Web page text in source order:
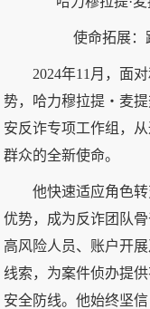
使命拓展：
2024年11月，面
势，哈力穆拉提・麦
安反诈专项工作组，
群众的全新使命。
他快速适应角色
优势，成为反诈团队
高风险人员、账户开
线索，为案件侦办提
安全防线。他始终坚